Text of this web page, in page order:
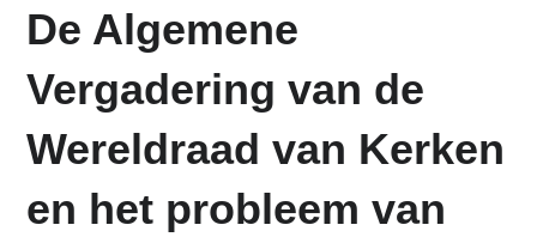
De Algemene
Vergadering van de
Wereldraad van Kerken
en het probleem van